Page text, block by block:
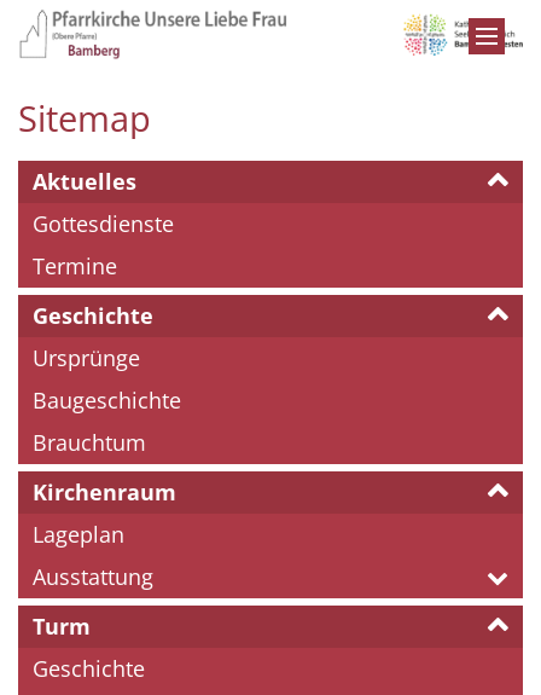
Zum Inhalt springen
Sitemap
Aktuelles
Gottesdienste
Termine
Geschichte
Ursprünge
Baugeschichte
Brauchtum
Kirchenraum
Lageplan
Ausstattung
Turm
Geschichte